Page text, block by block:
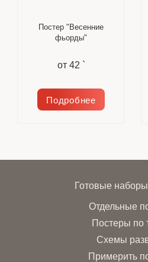
Постер "Весенние
фьорды"
от 42 `
Подробнее
Готовые
Отдельные
Постеры по
Схемы
Примерить